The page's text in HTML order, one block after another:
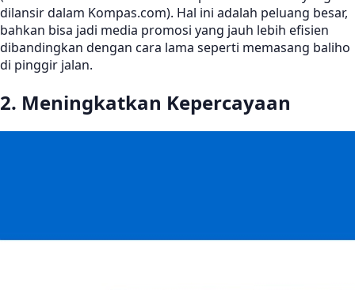
dilansir dalam Kompas.com). Hal ini adalah peluang besar,
bahkan bisa jadi media promosi yang jauh lebih efisien
dibandingkan dengan cara lama seperti memasang baliho
di pinggir jalan.
2. Meningkatkan Kepercayaan